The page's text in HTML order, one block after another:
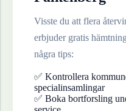
Visste du att flera
erbjuder gratis
några tips:
✅ Kontrollera
specialinsamlingar
✅ Boka bortforsling